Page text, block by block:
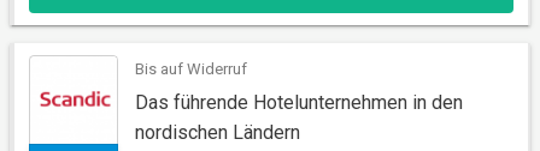
Bis auf Widerruf
Das führende Hotelunternehmen in den
nordischen Ländern